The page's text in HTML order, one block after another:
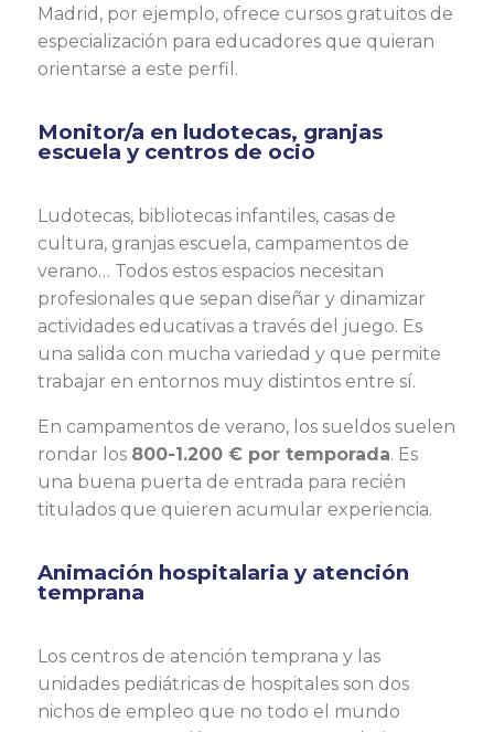
Madrid, por ejemplo, ofrece cursos gratuitos de
especialización para educadores que quieran
orientarse a este perfil.
Monitor/a en ludotecas, granjas
escuela y centros de ocio
Ludotecas, bibliotecas infantiles, casas de
cultura, granjas escuela, campamentos de
verano… Todos estos espacios necesitan
profesionales que sepan diseñar y dinamizar
actividades educativas a través del juego. Es
una salida con mucha variedad y que permite
trabajar en entornos muy distintos entre sí.
En campamentos de verano, los sueldos suelen
rondar los 800-1.200 € por temporada. Es
una buena puerta de entrada para recién
titulados que quieren acumular experiencia.
Animación hospitalaria y atención
temprana
Los centros de atención temprana y las
unidades pediátricas de hospitales son dos
nichos de empleo que no todo el mundo